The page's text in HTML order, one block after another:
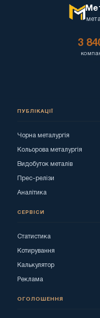
3
ПУБЛІКАЦІЇ
Чорна металургія
Кольорова металургія
Видобуток металів
Прес-релізи
Аналітика
СЕРВІСИ
Статистика
Котирування
Калькулятор
Реклама
ОГОЛОШЕННЯ